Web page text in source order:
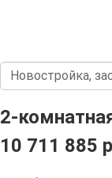
2-
10 711 885